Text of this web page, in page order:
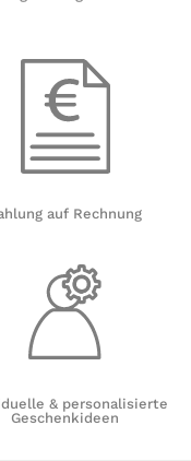
auf Rechnung
& personalisierte
Geschenkideen